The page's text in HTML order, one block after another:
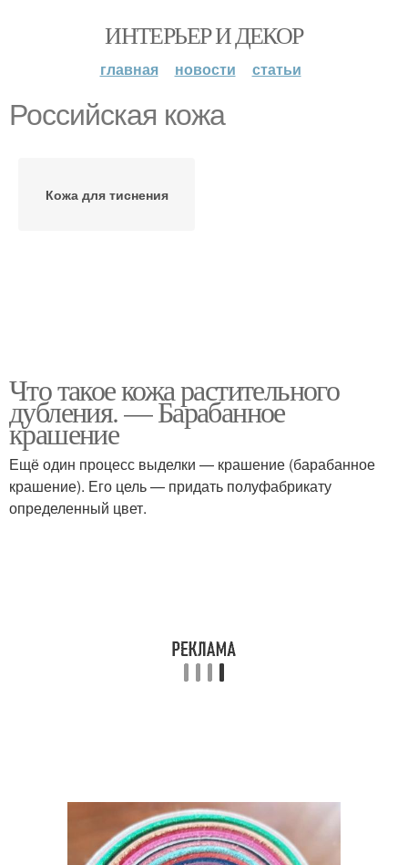
ИНТЕРЬЕР И ДЕКОР
главная новости статьи
Российская кожа
Кожа для тиснения
Что такое кожа растительного
дубления. — Барабанное
крашение
Ещё один процесс выделки — крашение (барабанное
крашение). Его цель — придать полуфабрикату
определенный цвет.